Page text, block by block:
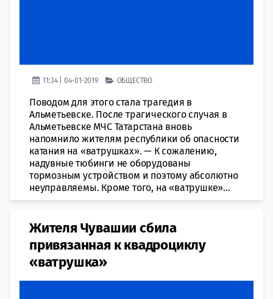
11:34 | 04-01-2019 ОБЩЕСТВО
Поводом для этого стала трагедия в
Альметьевске. После трагического случая в
Альметьевске МЧС Татарстана вновь
напомнило жителям республики об опасности
катания на «ватрушках». — К сожалению,
надувные тюбинги не оборудованы
тормозным устройством и поэтому абсолютно
неуправляемы. Кроме того, на «ватрушке»...
Жителя Чувашии сбила
привязанная к квадроциклу
«ватрушка»